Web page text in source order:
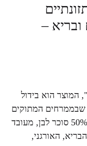
–
הוא בידול
המתוקים
המצויים כמעט בכל בית, יש יותר מ- 50% סוכר לבן, מעובד
האורגני,